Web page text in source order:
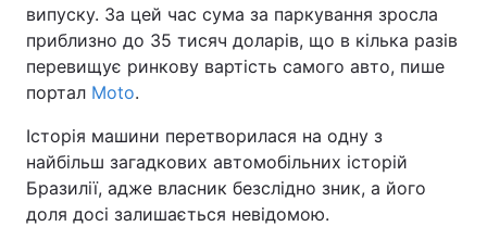
випуску. За цей час сума за паркування зросла
приблизно до 35 тисяч доларів, що в кілька разів
перевищує ринкову вартість самого авто, пише
портал Moto.
Історія машини перетворилася на одну з
найбільш загадкових автомобільних історій
Бразилії, адже власник безслідно зник, а його
доля досі залишається невідомою.